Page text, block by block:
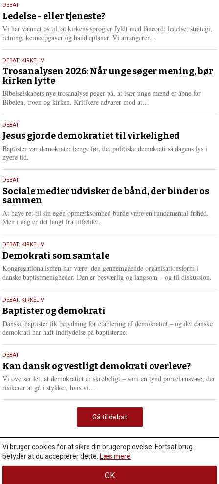
e
r
e
10.
juni
2026
DEBAT
Ledelse - eller tjeneste?
Vi har vænnet os til, at kirkens sprog er fyldt med låneord: ledelse, strategi,
retning, kerneopgaver og handleplaner. Vi arrangerer…
e
2.
juni
2026
DEBAT, KIRKELIV
Trosanalysen 2026: Når unge søger mening, bør
kirken lytte
Bibelselskabets nye trosanalyse peger på, at især unge mænd er åbne for
Bibelen, troen og kirken. Kritikere advarer mod at…
e
r
e
18.
maj
2026
DEBAT
Jesus gjorde demokratiet til virkelighed
Baptister var demokrater længe før, det politiske demokrati så dagens lys i
nyere tid.
18.
maj
2026
DEBAT
Sociale medier udvisker de bånd, der binder os
sammen
At have ret til sin egen opmærksomhed burde være en fundamental frihed.
Men i dag er det langt fra tilfældet.
18.
maj
2026
DEBAT, KIRKELIV
Demokrati som samtale
Kongregationalismen har været den gennemgående organisationsform i
danske baptistmenigheder. Den er besværlig og langsom – og til diskussion.
18.
maj
2026
DEBAT, KIRKELIV
Baptister og demokrati
Danske baptister fik betydning for etablering af demokratiet – og det danske
demokrati har haft indflydelse på baptisterne.
18.
maj
2026
DEBAT
Kan dansk og vestligt demokrati overleve?
Vi overser let, at demokratiet er skrøbeligt – som en tynd porcelænsvase, der
risikerer at gå i stykker, hvis vi…
m
e
e
Gå til debat
Vi bruger cookies for at sikre din brugeroplevelse. Fortsat brug
betyder at du accepterer dette. Læs mere
OK